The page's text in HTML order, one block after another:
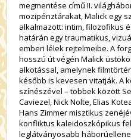
megmentése című II.
mozipénztárakat, Malick egy
alkalmazott: intim, filozofikus
határánegy traumatikus,
emberi lélek rejtelmeibe. A
hosszú út végén Malick
alkotással, amelynek
később is kevesen vitatják. A
színészével – többek között
Caviezel, Nick Nolte, Elias
Hans Zimmer misztikus
konfliktus kaleidoszkópikus
leglátványosabb